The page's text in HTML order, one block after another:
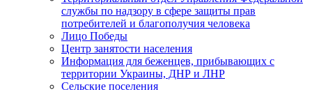
службы по надзору в сфере защиты прав
потребителей и благополучия человека
Лицо Победы
Центр занятости населения
Информация для беженцев, прибывающих с
территории Украины, ДНР и ЛНР
Сельские поселения